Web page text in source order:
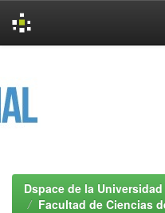
Dspace de la
Facultad de Ciencias